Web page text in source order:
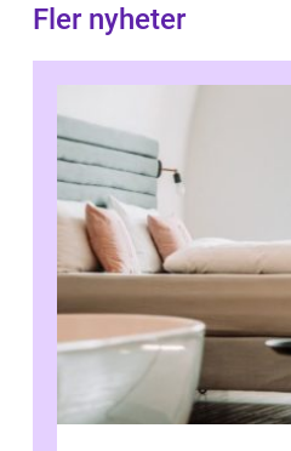
Fler nyheter